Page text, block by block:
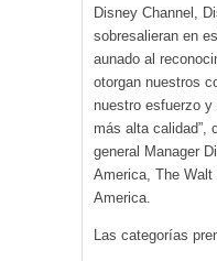
Disney Channel,
sobresalieran en
aunado al
otorgan nuestros
nuestro esfuerzo
más alta calidad”,
general Manager
America, The
America.
Las categorías